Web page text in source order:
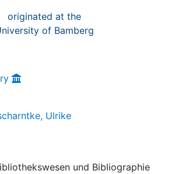
originated at the
of Bamberg
Ulrike
und Bibliographie